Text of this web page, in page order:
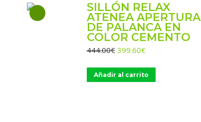
SILLÓN RELAX
ATENEA APERTURA
DE PALANCA EN
COLOR CEMENTO
444.00€ El
original
era:
399.60€El
actual
es:
Añadir al carrito